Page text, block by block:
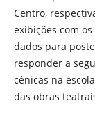
Centro,
exibições com
dados para
responder a
cênicas na
das obras